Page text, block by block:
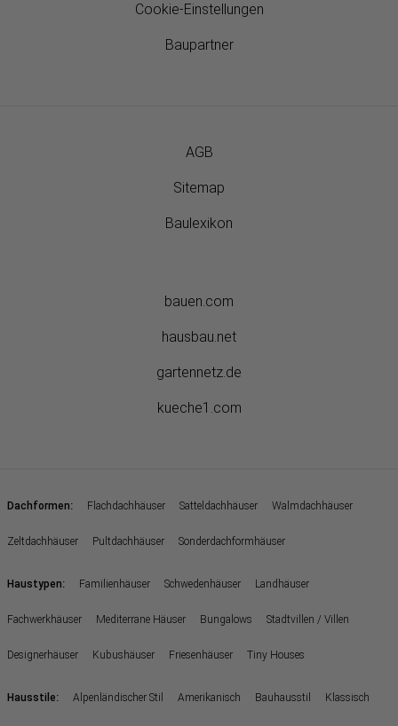
Cookie-Einstellungen
Baupartner
AGB
Sitemap
Baulexikon
bauen.com
hausbau.net
gartennetz.de
kueche1.com
Dachformen: Flachdachhäuser Satteldachhäuser Walmdachhäuser
Zeltdachhäuser Pultdachhäuser Sonderdachformhäuser
Haustypen: Familienhäuser Schwedenhäuser Landhäuser
Fachwerkhäuser Mediterrane Häuser Bungalows Stadtvillen / Villen
Designerhäuser Kubushäuser Friesenhäuser Tiny Houses
Hausstile: Alpenländischer Stil Amerikanisch Bauhausstil Klassisch